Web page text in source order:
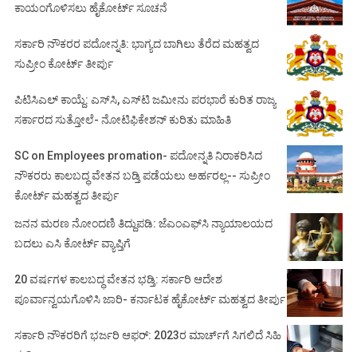
ಕಾಯಂಗೊಳಿಸಲು ಹೈಕೋರ್ಟ್ ಸೂಚನೆ
ಸರ್ಕಾರಿ ನೌಕರರ ಪದೋನ್ನತಿ: ಭಾಗ್ಯದ ಬಾಗಿಲು ತೆರೆದ ಮಹತ್ವದ
ಸುಪ್ರೀಂ ಕೋರ್ಟ್ ತೀರ್ಪು
ಪಿಟಿಸಿಎಲ್ ಕಾಯ್ದೆ: ಎಸ್‌ಸಿ, ಎಸ್‌ಟಿ ಜಮೀನು ಪರಭಾರೆ ಕುರಿತ ರಾಜ್ಯ
ಸರ್ಕಾರದ ಸುತ್ತೋಲೆ- ನೋಟಿಫಿಕೇಶನ್‌ ಕುರಿತು ಮಾಹಿತಿ
SC on Employees promation- ಪದೋನ್ನತಿ ನಿರಾಕರಿಸಿದ
ನೌಕರರು ಕಾಲಬದ್ಧ ವೇತನ ಬಡ್ತಿ ಪಡೆಯಲು ಅರ್ಹರಲ್ಲ-- ಸುಪ್ರೀಂ
ಕೋರ್ಟ್ ಮಹತ್ವದ ತೀರ್ಪು
ಜನನ ಮರಣ ನೋಂದಣಿ ತಿದ್ದುಪಡಿ: ಜೆಎಂಎಫ್‌ಸಿ ನ್ಯಾಯಾಲಯದ
ಬದಲು ಎಸಿ ಕೋರ್ಟ್‌ ವ್ಯಾಪ್ತಿಗೆ
20 ವರ್ಷಗಳ ಕಾಲಬದ್ಧ ವೇತನ ಭಡ್ತಿ: ಸರ್ಕಾರಿ ಆದೇಶ
ಪೂರ್ವಾನ್ವಯಗೊಳಿಸಿ ಜಾರಿ- ಕರ್ನಾಟಕ ಹೈಕೋರ್ಟ್ ಮಹತ್ವದ ತೀರ್ಪು
ಸರ್ಕಾರಿ ನೌಕರರಿಗೆ ಭರ್ಜರಿ ಆಫರ್: 2023ರ ಮಾರ್ಚ್‌ಗೆ ಸಿಗಲಿದೆ ಸಿಹಿ